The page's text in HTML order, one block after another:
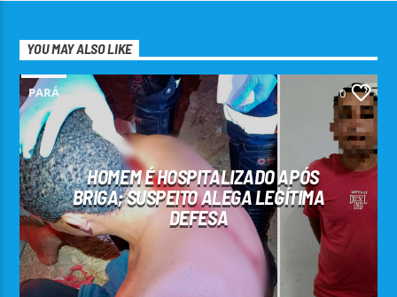
YOU MAY ALSO LIKE
PARÁ 0
HOMEM É HOSPITALIZADO APÓS
BRIGA; SUSPEITO ALEGA LEGÍTIMA
DEFESA